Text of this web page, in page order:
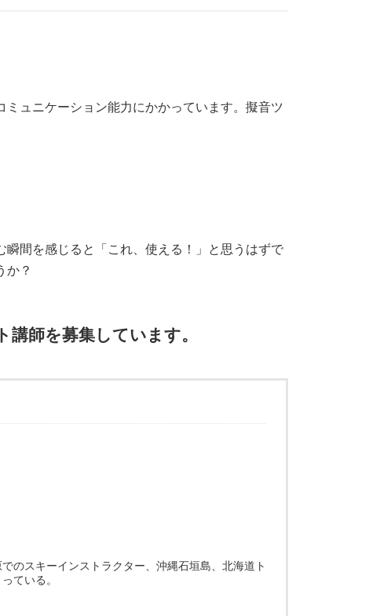
ュニケーション能力にかかっています。擬音ツ
間を感じると「これ、使える！」と思うはずで
か？
師を募集しています。
のスキーインストラクター、沖縄石垣島、北海道ト
ている。